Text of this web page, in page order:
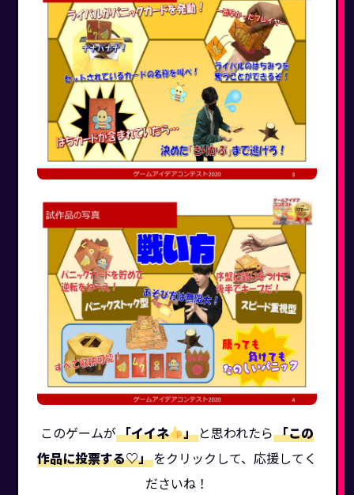
このゲームが「イイネ 」 と思われたら「この
作品に投票する♡」をクリックして、応援してく
ださいね！